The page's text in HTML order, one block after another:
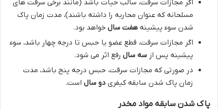
اگر مجازات سرقت، سالب حیات باشد (مانند برخی سرقت های
مسلحانه که عنوان محاربه را داشته باشند)، مدت زمان پاک
شدن سوء پیشینه هفت سال خواهد بود.
اگر مجازات سرقت، قطع عضو یا حبس تا درجه چهار باشد، سوء
پیشینه پس از سه سال رفع اثر می شود.
در صورتی که مجازات سرقت، حبس درجه پنج باشد، مدت
زمان پاک شدن سابقه کیفری دو سال است.
پاک شدن سابقه مواد مخدر